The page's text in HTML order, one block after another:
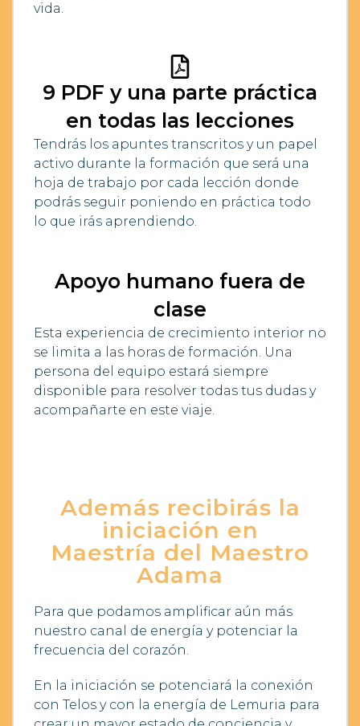
vida.
9 PDF y una parte práctica
en todas las lecciones
Tendrás los apuntes transcritos y un papel
activo durante la formación que será una
hoja de trabajo por cada lección donde
podrás seguir poniendo en práctica todo
lo que irás aprendiendo.
Apoyo humano fuera de
clase
Esta experiencia de crecimiento interior no
se limita a las horas de formación. Una
persona del equipo estará siempre
disponible para resolver todas tus dudas y
acompañarte en este viaje.
Además recibirás la
iniciación en
Maestría del Maestro
Adama
Para que podamos amplificar aún más
nuestro canal de energía y potenciar la
frecuencia del corazón.
En la iniciación se potenciará la conexión
con Telos y con la energía de Lemuria para